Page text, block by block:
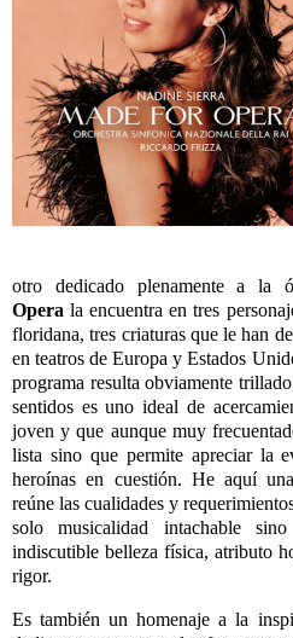
otro dedicado plenamente a la
Opera la encuentra en tres
floridana, tres criaturas que le han
en teatros de Europa y Estados
programa resulta obviamente
sentidos es uno ideal de
joven y que aunque muy
lista sino que permite apreciar la
heroínas en cuestión. He aquí
reúne las cualidades y
solo musicalidad intachable
indiscutible belleza física, atributo
rigor.
Es también un homenaje a la